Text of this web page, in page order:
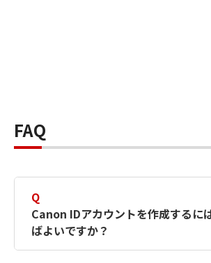
FAQ
Q
Canon IDアカウントを作成するに
ばよいですか？